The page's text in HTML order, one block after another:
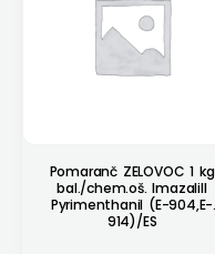
Pomaranč ZELOVOC 1 kg
bal./chem.oš. Imazalill
Pyrimenthanil (E-904,E-
914)/ES